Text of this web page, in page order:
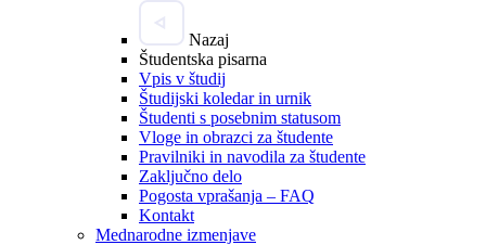
Nazaj
Študentska pisarna
Vpis v študij
Študijski koledar in urnik
Študenti s posebnim statusom
Vloge in obrazci za študente
Pravilniki in navodila za študente
Zaključno delo
Pogosta vprašanja – FAQ
Kontakt
Mednarodne izmenjave